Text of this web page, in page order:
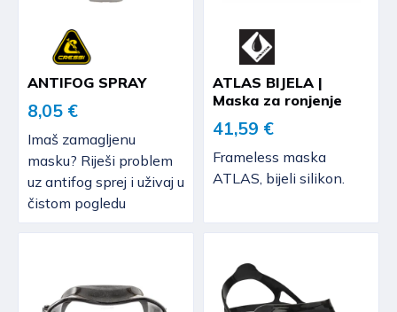
ANTIFOG SPRAY
8,05 €
Imaš zamagljenu
masku? Riješi problem
uz antifog sprej i uživaj u
čistom pogledu
ATLAS BIJELA |
Maska za ronjenje
41,59 €
Frameless maska
ATLAS, bijeli silikon.